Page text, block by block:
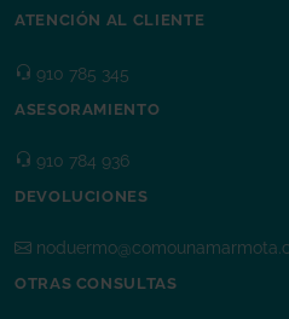
ATENCIÓN AL CLIENTE
910 785 345
ASESORAMIENTO
910 784 936
DEVOLUCIONES
OTRAS CONSULTAS